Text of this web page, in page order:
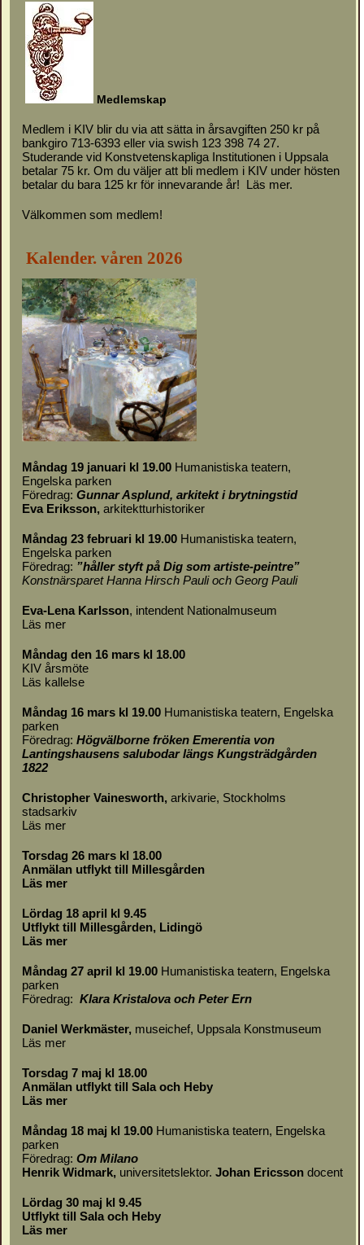
Medlemskap
Medlem i KIV blir du via att sätta in årsavgiften 250 kr på
bankgiro 713-6393 eller via swish 123 398 74 27.
Studerande vid Konstvetenskapliga Institutionen i Uppsala
betalar 75 kr. Om du väljer att bli medlem i KIV under hösten
betalar du bara 125 kr för innevarande år! Läs mer.
Välkommen som medlem!
Kalender. våren 2026
Måndag 19 januari kl 19.00 Humanistiska teatern,
Engelska parken
Föredrag: Gunnar Asplund, arkitekt i brytningstid
Eva Eriksson, arkitektturhistoriker
Måndag 23 februari kl 19.00 Humanistiska teatern,
Engelska parken
Föredrag: ”håller styft på Dig som artiste-peintre”
Konstnärsparet Hanna Hirsch Pauli och Georg Pauli
Eva-Lena Karlsson, intendent Nationalmuseum
Läs mer
Måndag den 16 mars kl 18.00
KIV årsmöte
Läs kallelse
Måndag 16 mars kl 19.00 Humanistiska teatern, Engelska
parken
Föredrag: Högvälborne fröken Emerentia von
Lantingshausens salubodar längs Kungsträdgården
1822
Christopher Vainesworth, arkivarie, Stockholms
stadsarkiv
Läs mer
Torsdag 26 mars kl 18.00
Anmälan utflykt till Millesgården
Läs mer
Lördag 18 april kl 9.45
Utflykt till Millesgården, Lidingö
Läs mer
Måndag 27 april kl 19.00 Humanistiska teatern, Engelska
parken
Föredrag: Klara Kristalova och Peter Ern
Daniel Werkmäster, museichef, Uppsala Konstmuseum
Läs mer
Torsdag 7 maj kl 18.00
Anmälan utflykt till Sala och Heby
Läs mer
Måndag 18 maj kl 19.00 Humanistiska teatern, Engelska
parken
Föredrag: Om Milano
Henrik Widmark, universitetslektor. Johan Ericsson docent
Lördag 30 maj kl 9.45
Utflykt till Sala och Heby
Läs mer